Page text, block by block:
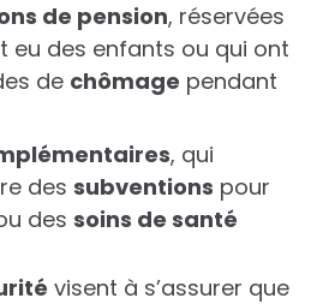
de pension, réservées
eu des enfants ou qui ont
de chômage pendant
, qui
des subventions pour
des soins de santé
visent à s’assurer que